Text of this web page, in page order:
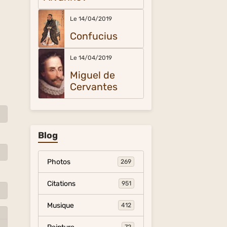
Le 14/04/2019
Confucius
Le 14/04/2019
Miguel de
Cervantes
Blog
Photos 269
Citations 951
Musique 412